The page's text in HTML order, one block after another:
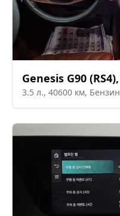
Genesis G90 (RS4),
3.5 л., 40600 км, Бензин